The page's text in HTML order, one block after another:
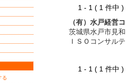
1 - 1 ( 1 件
（有）水戸経営
茨城県水戸市見
ＩＳＯコンサル
1 - 1 ( 1 件
る